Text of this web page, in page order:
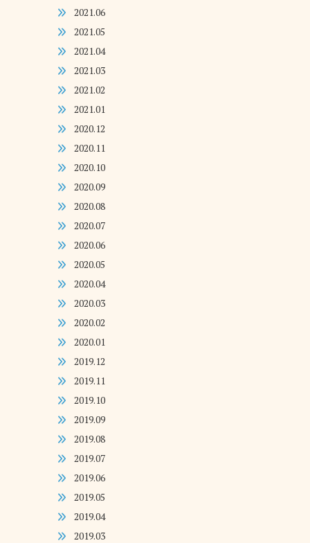
2021.06
2021.05
2021.04
2021.03
2021.02
2021.01
2020.12
2020.11
2020.10
2020.09
2020.08
2020.07
2020.06
2020.05
2020.04
2020.03
2020.02
2020.01
2019.12
2019.11
2019.10
2019.09
2019.08
2019.07
2019.06
2019.05
2019.04
2019.03